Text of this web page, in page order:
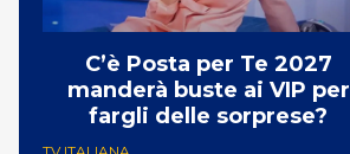
C’è Posta per Te 2027
manderà buste ai VIP per
fargli delle sorprese?